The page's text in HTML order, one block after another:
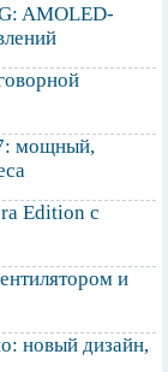
AMOLED-
мощный,
Edition с
и
новый дизайн,